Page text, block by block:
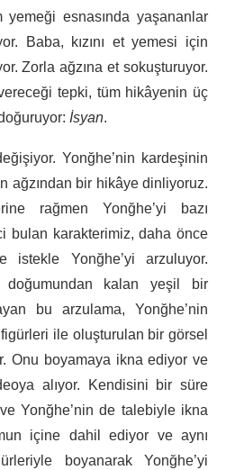
esnasında yaşananlar
Baba, kızını et yemesi için
Zorla ağzına et sokuşturuyor.
tepki, tüm hikâyenin üç
İsyan.
Yonğhe’nin kardeşinin
ağzından bir hikâye dinliyoruz.
rağmen Yonğhe’yi bazı
bulan karakterimiz, daha önce
istekle Yonğhe’yi arzuluyor.
doğumundan kalan yeşil bir
bu arzulama, Yonğhe’nin
ile oluşturulan bir görsel
Onu boyamaya ikna ediyor ve
alıyor. Kendisini bir süre
Yonğhe’nin de talebiyle ikna
içine dahil ediyor ve aynı
boyanarak Yonğhe’yi